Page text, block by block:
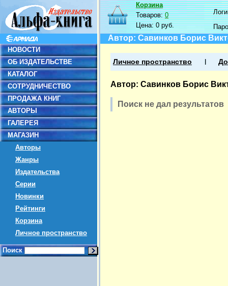
НОВОСТИ
ОБ ИЗДАТЕЛЬСТВЕ
КАТАЛОГ
СОТРУДНИЧЕСТВО
ПРОДАЖА КНИГ
АВТОРЫ
ГАЛЕРЕЯ
МАГАЗИН
Авторы
Жанры
Издательства
Серии
Новинки
Рейтинги
Корзина
Личное пространство
Поиск
Корзина
Товаров:0
Цена:0 руб.
Автор: Савинков Борис
Личное пространство
Автор: Савинков Борис
Поиск не дал результатов